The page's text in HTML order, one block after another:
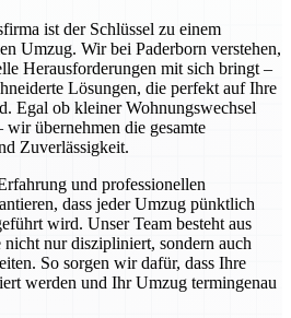
ist der Schlüssel zu einem
Umzug. Wir bei Paderborn verstehen,
Herausforderungen mit sich bringt –
Lösungen, die perfekt auf Ihre
Egal ob kleiner Wohnungswechsel
übernehmen die gesamte
Zuverlässigkeit.
und professionellen
dass jeder Umzug pünktlich
wird. Unser Team besteht aus
nur diszipliniert, sondern auch
So sorgen wir dafür, dass Ihre
werden und Ihr Umzug termingenau